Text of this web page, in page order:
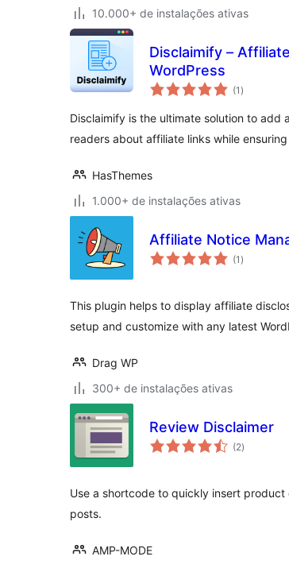
10.000+ de instalações ativas
Disclaimify –
WordPress
(1 total
de
)
Disclaimify is the ultimate solution to add
readers about affiliate links while
HasThemes
1.000+ de instalações ativas
Affiliate Notice
(1 total
de
)
This plugin helps to display affiliate
setup and customize with any latest
Drag WP
300+ de instalações ativas
Review Disclaimer
(2total
de
)
Use a shortcode to quickly insert
posts.
AMP-MODE